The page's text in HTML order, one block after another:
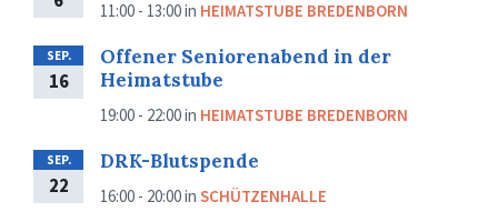
11:00 - 13:00in HEIMATSTUBE BREDENBORN
SEP.
16
Offener Seniorenabend in der
Heimatstube
19:00 - 22:00in HEIMATSTUBE BREDENBORN
SEP.
22
DRK-Blutspende
16:00 - 20:00in SCHÜTZENHALLE